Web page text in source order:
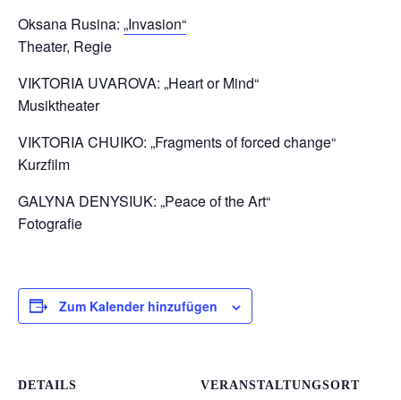
Oksana Rusina: „Invasion“
Theater, Regie
VIKTORIA UVAROVA: „Heart or Mind“
Musiktheater
VIKTORIA CHUIKO: „Fragments of forced change“
Kurzfilm
GALYNA DENYSIUK: „Peace of the Art“
Fotografie
Zum Kalender hinzufügen
DETAILS VERANSTALTUNGSORT